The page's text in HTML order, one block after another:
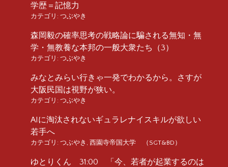
学歴＝記憶力
カテゴリ: つぶやき
森岡毅の確率思考の戦略論に騙される無知・無
学・無教養な本邦の一般大衆たち（3）
カテゴリ: つぶやき
みなとみらい行きゃ一発でわかるから。さすが
大阪民国は視野が狭い。
カテゴリ: つぶやき
AIに淘汰されないギュラレナイスキルが欲しい
若手へ
カテゴリ: つぶやき , 西園寺帝国大学 （SGT&BD）
ゆとりくん 31:00 「今、若者が起業するのは